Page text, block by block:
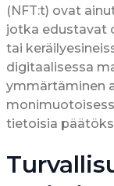
(NFT:t) ovat
jotka edustavat
tai
digitaalisessa
ymmärtäminen
tietoisia